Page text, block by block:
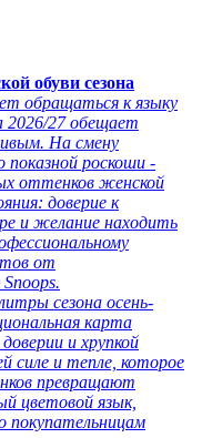
обуви сезона
обращаться к языку
2026/27 обещает
На смену
показной роскоши -
оттенков женской
доверие к
и желание находить
от
сезона осень-
карта
и хрупкой
силе и тепле, которое
превращают
цветовой язык,
покупательницам